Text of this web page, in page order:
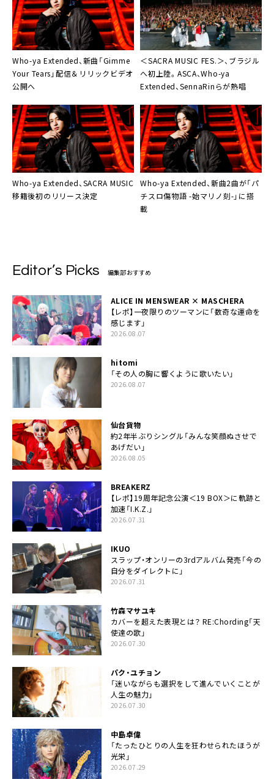
Who-ya Extended、新曲「Gimme
Your Tears」配信＆リリックビデオ
公開へ
＜SACRA MUSIC FES.＞、ブラジル
へ初上陸。ASCA、Who-ya
Extended、SennaRinらが熱唱
Who-ya Extended、SACRA MUSIC
移籍後初のリリース決定
Who-ya Extended、新曲2曲が「パ
チスロ傷物語 -始マリノ刻-」に搭
載
Editor’s Picks 編集部おすすめ
ALICE IN MENSWEAR × MASCHERA
【レポ】一夜限りのツーマンに「数奇な運命を
感じます」
2026.08.07
hitomi
「その人の胸に響くように歌いたい」
2026.08.07
仙台貨物
約2年半ぶりシングル「みんな笑顔ぬさせで
あげだい」
2026.08.05
BREAKERZ
【レポ】19周年記念公演＜19 BOX＞に軌跡と
加速「I.K.Z.」
2026.07.31
IKUO
スラップ・オンリーの3rdアルバム発売「今の
自分をダイレクトに」
2026.07.31
竹森マサユキ
カバーを超えた表現とは？ RE:Chording「天
使達の歌」
2026.07.30
パク・ユチョン
「迷いながらも選択をして進んでいくことが
人生の魅力」
2026.07.30
中島卓偉
「たったひとりの人生を狂わせられたほうが
光栄」
2026.07.29